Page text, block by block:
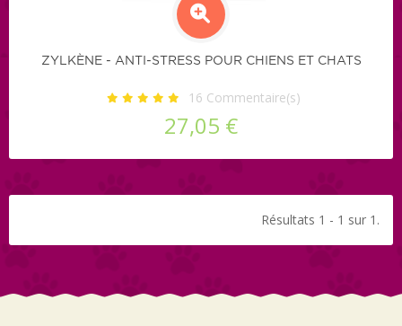
ZYLKÈNE - ANTI-STRESS POUR CHIENS ET CHATS
16 Commentaire(s)
27,05 €
Résultats 1 - 1 sur 1.